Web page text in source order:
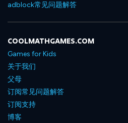
adblock常见问题解答
COOLMATHGAMES.COM
Games for Kids
关于我们
父母
订阅常见问题解答
订阅支持
博客